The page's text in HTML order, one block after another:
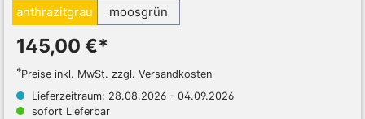
anthrazitgrau moosgrün
145,00 €*
*Preise inkl. MwSt. zzgl. Versandkosten
Lieferzeitraum: 28.08.2026 - 04.09.2026
sofort Lieferbar